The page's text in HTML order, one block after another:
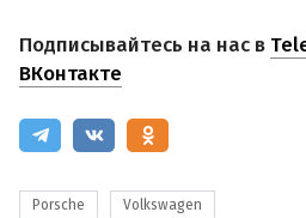
Подписывайтесь на нас в
ВКонтакте
Porsche Volkswagen